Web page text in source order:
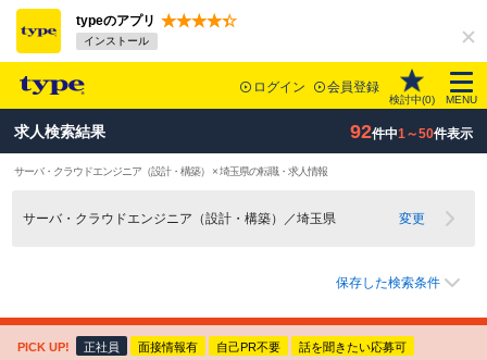
typeのアプリ
インストール
ログイン 会員登録
検討中(0) MENU
求人検索結果 92件中1～50件表示
サーバ・クラウドエンジニア（設計・構築） × 埼玉県の転職・求人情報
サーバ・クラウドエンジニア（設計・構築）／埼玉県 変更
保存した検索条件
PICK UP! 正社員 面接情報有 自己PR不要 話を聞きたい応募可